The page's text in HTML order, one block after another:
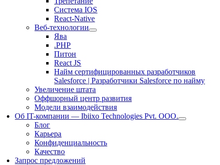
Система IOS
React-Native
Веб-технологии
Ява
.PHP
Питон
React JS
Найм сертифицированных разработчиков
Salesforce | Разработчики Salesforce по найму
Увеличение штата
Оффшорный центр развития
Модели взаимодействия
Об IT-компании — Ibiixo Technologies Pvt. ООО.
Блог
Карьера
Конфиденциальность
Качество
Запрос предложений